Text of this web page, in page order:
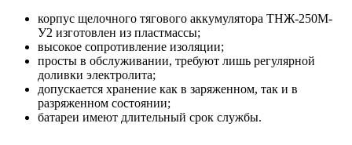
корпус щелочного тягового аккумулятора ТНЖ-250М-
У2 изготовлен из пластмассы;
высокое сопротивление изоляции;
просты в обслуживании, требуют лишь регулярной
доливки электролита;
допускается хранение как в заряженном, так и в
разряженном состоянии;
батареи имеют длительный срок службы.